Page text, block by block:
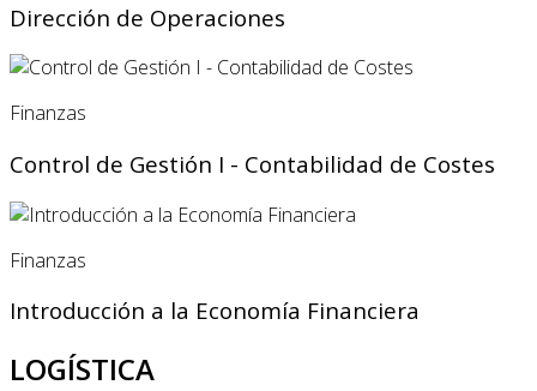
Dirección de Operaciones
Finanzas
Control de Gestión I - Contabilidad de Costes
Finanzas
Introducción a la Economía Financiera
LOGÍSTICA